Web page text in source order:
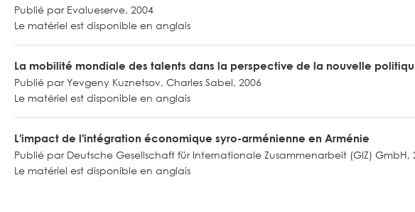
Publié par Evalueserve, 2004
Le matériel est disponible en anglais
La mobilité mondiale des talents dans la perspective de la nouvelle
Publié par Yevgeny Kuznetsov, Charles Sabel, 2006
Le matériel est disponible en anglais
L'impact de l'intégration économique syro-arménienne en Arménie
Publié par Deutsche Gesellschaft für Internationale Zusammenarbeit (GIZ) GmbH,
Le matériel est disponible en anglais